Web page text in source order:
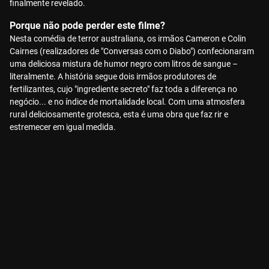
finalmente revelado.
Porque não pode perder este filme?
Nesta comédia de terror australiana, os irmãos Cameron e Colin
Cairnes (realizadores de "Conversas com o Diabo") confecionaram
uma deliciosa mistura de humor negro com litros de sangue –
literalmente. A história segue dois irmãos produtores de
fertilizantes, cujo "ingrediente secreto" faz toda a diferença no
negócio... e no índice de mortalidade local. Com uma atmosfera
rural deliciosamente grotesca, esta é uma obra que faz rir e
estremecer em igual medida.